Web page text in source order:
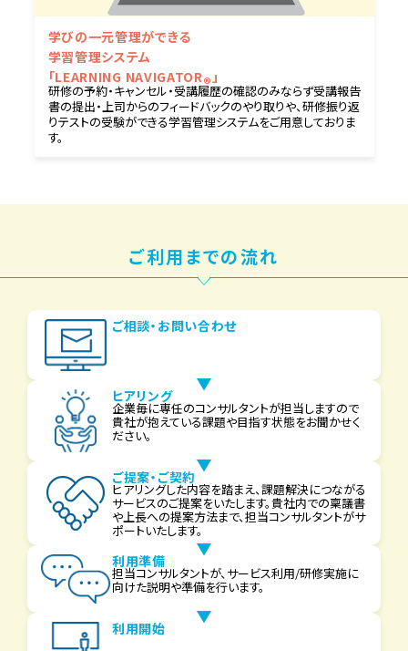
学びの一元管理ができる
学習管理システム
「LEARNING NAVIGATOR®」
研修の予約・キャンセル・受講履歴の確認のみならず受講報告
書の提出・上司からのフィードバックのやり取りや、研修振り返
りテストの受験ができる学習管理システムをご用意しておりま
す。
ご利用までの流れ
ご相談・お問い合わせ
ヒアリング
企業毎に専任のコンサルタントが担当しますので
貴社が抱えている課題や目指す状態をお聞かせく
ださい。
ご提案・ご契約
ヒアリングした内容を踏まえ、課題解決につながる
サービスのご提案をいたします。貴社内での稟議書
や上長への提案方法まで、担当コンサルタントがサ
ポートいたします。
利用準備
担当コンサルタントが、サービス利用/研修実施に
向けた説明や準備を行います。
利用開始